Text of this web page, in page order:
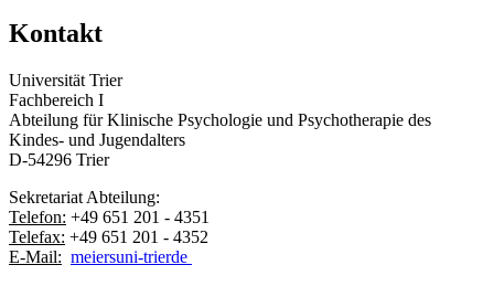
Kontakt
Universität Trier
Fachbereich I
Abteilung für Klinische Psychologie und Psychotherapie des
Kindes- und Jugendalters
D-54296 Trier
Sekretariat Abteilung:
Telefon: +49 651 201 - 4351
Telefax: +49 651 201 - 4352
E-Mail: meiersuni-trierde